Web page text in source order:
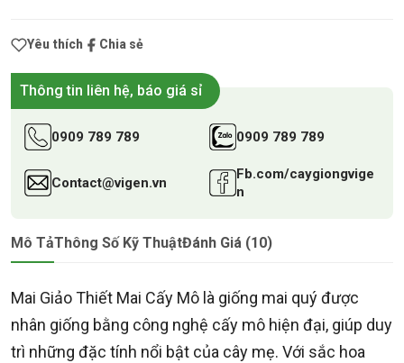
Yêu thích Chia sẻ
Thông tin liên hệ, báo giá sỉ
0909 789 789 0909 789 789
Contact@vigen.vn
Fb.com/caygiongvige
n
Mô TảThông Số Kỹ ThuậtĐánh Giá (10)
Mai Giảo Thiết Mai Cấy Mô là giống mai quý được
nhân giống bằng công nghệ cấy mô hiện đại, giúp duy
trì những đặc tính nổi bật của cây mẹ. Với sắc hoa